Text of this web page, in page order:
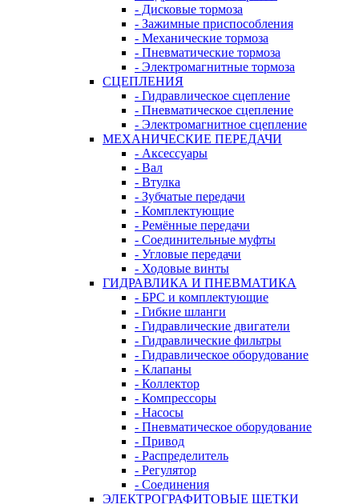
- Дисковые тормоза
- Зажимные приспособления
- Механические тормоза
- Пневматические тормоза
- Электромагнитные тормоза
СЦЕПЛЕНИЯ
- Гидравлическое сцепление
- Пневматическое сцепление
- Электромагнитное сцепление
МЕХАНИЧЕСКИЕ ПЕРЕДАЧИ
- Аксессуары
- Вал
- Втулка
- Зубчатые передачи
- Комплектующие
- Ремённые передачи
- Соединительные муфты
- Угловые передачи
- Ходовые винты
ГИДРАВЛИКА И ПНЕВМАТИКА
- БРС и комплектующие
- Гибкие шланги
- Гидравлические двигатели
- Гидравлические фильтры
- Гидравлическое оборудование
- Клапаны
- Коллектор
- Компрессоры
- Насосы
- Пневматическое оборудование
- Привод
- Распределитель
- Регулятор
- Соединения
ЭЛЕКТРОГРАФИТОВЫЕ ЩЕТКИ